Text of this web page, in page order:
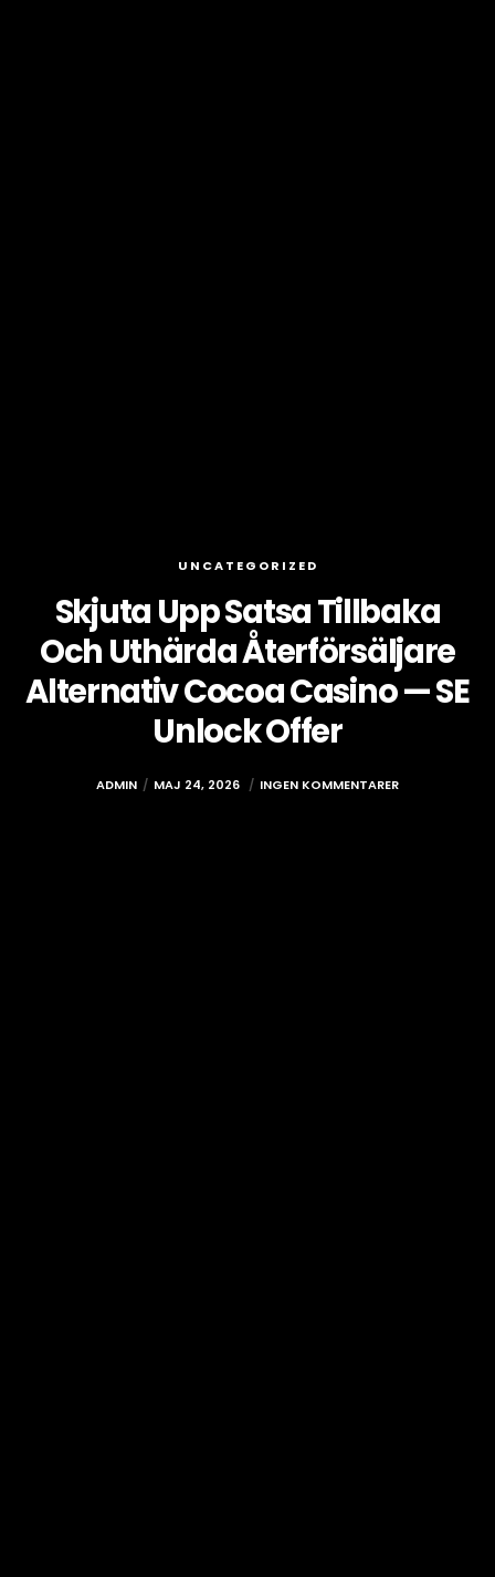
UNCATEGORIZED
Skjuta Upp Satsa Tillbaka
Och Uthärda Återförsäljare
Alternativ Cocoa Casino — SE
Unlock Offer
ADMIN MAJ 24, 2026 INGEN KOMMENTARER